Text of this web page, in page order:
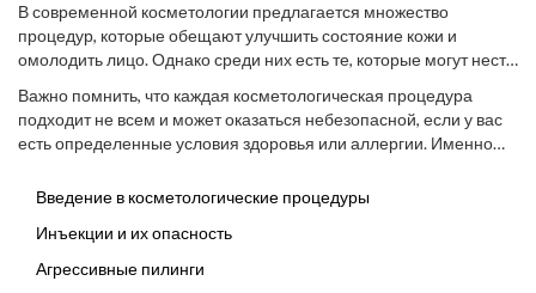
В современной косметологии предлагается множество
процедур, которые обещают улучшить состояние кожи и
омолодить лицо. Однако среди них есть те, которые могут нести
потенциальных рисках и побочных эффектах поможет вам
сделать информированный выбор и избежать нежелательных
последствий.
Важно помнить, что каждая косметологическая процедура
подходит не всем и может оказаться небезопасной, если у вас
есть определенные условия здоровья или аллергии. Именно
профессиональными дерматологами и косметологами, прежде
процедуры.
Введение в косметологические процедуры
Инъекции и их опасность
Агрессивные пилинги